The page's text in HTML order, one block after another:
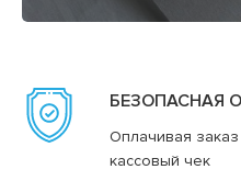
БЕЗОПАСНАЯ
Оплачивая
кассовый чек